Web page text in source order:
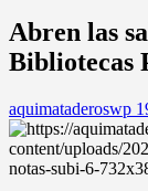
Abren las
Bibliotecas
aquimataderoswp